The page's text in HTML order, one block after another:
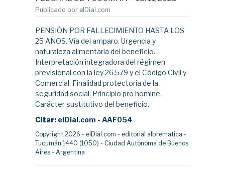
Publicado por elDial.com
PENSIÓN POR FALLECIMIENTO HASTA LOS
25 AÑOS. Vía del amparo. Urgencia y
naturaleza alimentaria del beneficio.
Interpretación integradora del régimen
previsional con la ley 26.579 y el Código Civil y
Comercial. Finalidad protectoria de la
seguridad social. Principio pro homine.
Carácter sustitutivo del beneficio.
Citar: elDial.com - AAF054
Copyright 2026 - elDial.com - editorial albrematica -
Tucumán 1440 (1050) - Ciudad Autónoma de Buenos
Aires - Argentina